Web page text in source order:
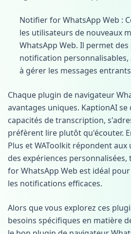
Notifier for WhatsApp Web :
les utilisateurs de nouveaux
WhatsApp Web. Il permet
notification
à gérer les messages
Chaque plugin de navigateur
avantages uniques. KaptionAI
capacités de transcription,
préfèrent lire plutôt qu'écouter.
Plus et WAToolkit répondent
des expériences
for WhatsApp Web est idéal
les notifications efficaces.
Alors que vous explorez ces
besoins spécifiques en matière